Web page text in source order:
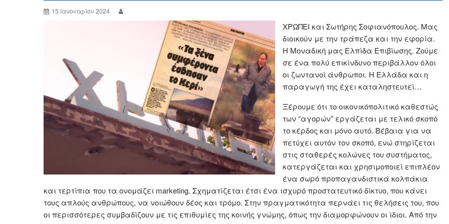
15 Ιανουαρίου 2024
ΧΡΩΠΕΙ και Σωτήρης Σοφιανόπουλος. Μας
διοικούν με την τράπεζα και την εφορία.
Η Μοναδική μας Ελπίδα Επιβίωσης. Ζούμε
σε ένα πολύ επικίνδυνο περιβάλλον όλοι
οι ζωντανοί άνθρωποι. Η Ελλάδα και η
παραγωγή της έχει καταληστευτεί…
Ξέρουμε ότι το οικονικόπολιτικό καθεστώς
των “αγορών” εργάζεται με τελικό σκοπό
το κέρδος και μόνο αυτό. Βέβαια για να
πετύχει αυτόν τον σκοπό, ενώ στηρίζεται
στις σταθερές κολώνες του συστήματος,
κατεργάζεται και χρησιμοποιεί επιπλέον
ένα σωρό προπαγανδιστικά κολπάκια
και τερτίπια που τα ονομάζει marketing. Σχηματίζεται έτσι ένα ισχυρό προστατευτικό δίκτυο, που κάνει
τους απλούς ανθρώπους, να νοιώθουν δέος και τρόμο. Στην πραγματικότητα περνάει τις θελήσεις του, που
οι περισσότερες συμβαδίζουν με τις επιθυμίες της κοινής γνώμης, όπως την διαμορφώνουν οι ίδιοι. Από την